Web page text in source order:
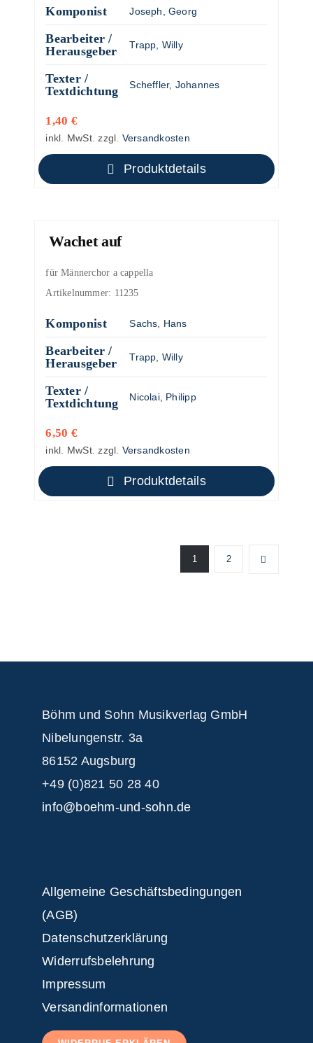
Komponist Joseph, Georg
Bearbeiter /
Herausgeber
Trapp, Willy
Texter /
Textdichtung
Scheffler, Johannes
1,40 €
inkl. MwSt. zzgl. Versandkosten
Produktdetails
Wachet auf
für Männerchor a cappella
Artikelnummer: 11235
Komponist Sachs, Hans
Bearbeiter /
Herausgeber
Trapp, Willy
Texter /
Textdichtung
Nicolai, Philipp
6,50 €
inkl. MwSt. zzgl. Versandkosten
Produktdetails
1 2
Böhm und Sohn Musikverlag GmbH
Nibelungenstr. 3a
86152 Augsburg
+49 (0)821 50 28 40
info@boehm-und-sohn.de
Allgemeine Geschäftsbedingungen
(AGB)
Datenschutzerklärung
Widerrufsbelehrung
Impressum
Versandinformationen